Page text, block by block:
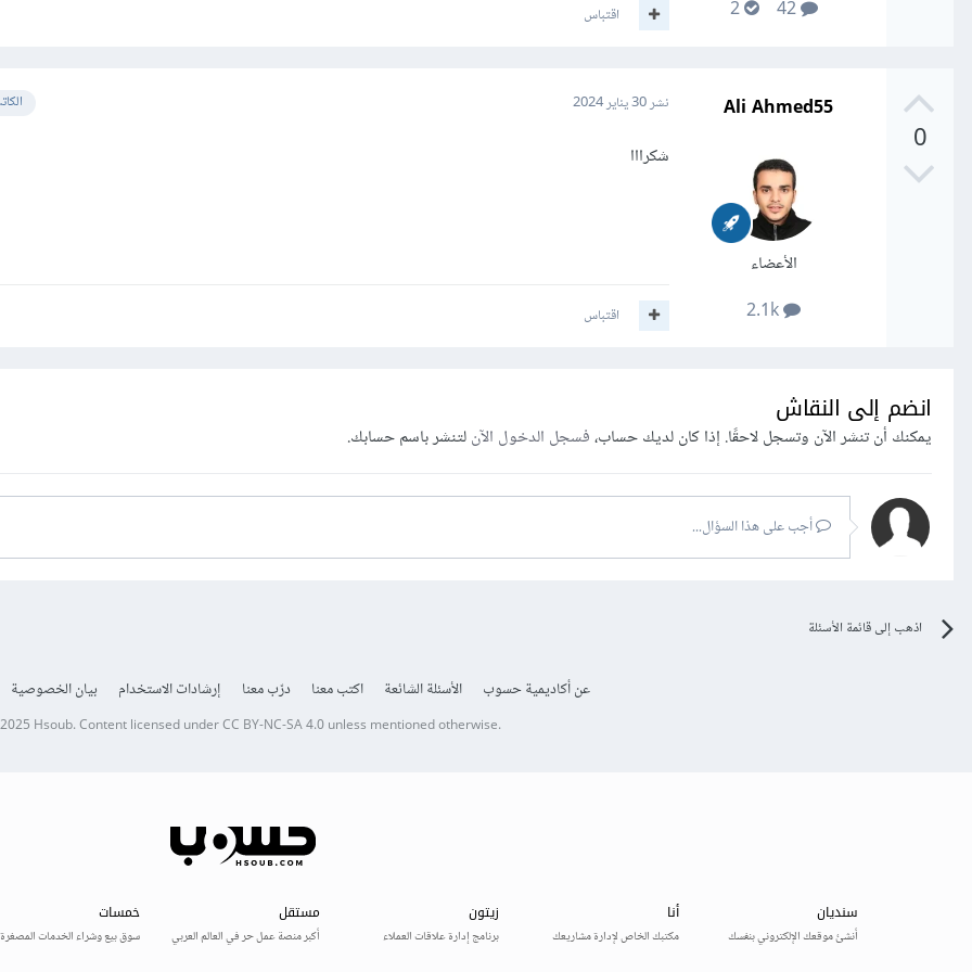
42
2 اقتباس
0
Ali Ahmed55
الأعضاء
نشر30 يناير 2024
شكرااا
اقتباس
انضم إلى النقاش
يمكنك أن تنشر الآن وتسجل لاحقًا. إذا كان لديك حساب،فسجل الدخول الآنلتنشر باسم حسابك.
أجب على هذا السؤال...
اذهب إلى قائمة الأسئلة
عن أكاديمية حسوب الأسئلة الشائعة اكتب معنا درّب معنا إرشادات الاستخدام بيان الخصوصية
Hsoub.Content licensed underCC BY-NC-SA 4.0unless mentioned otherwise.